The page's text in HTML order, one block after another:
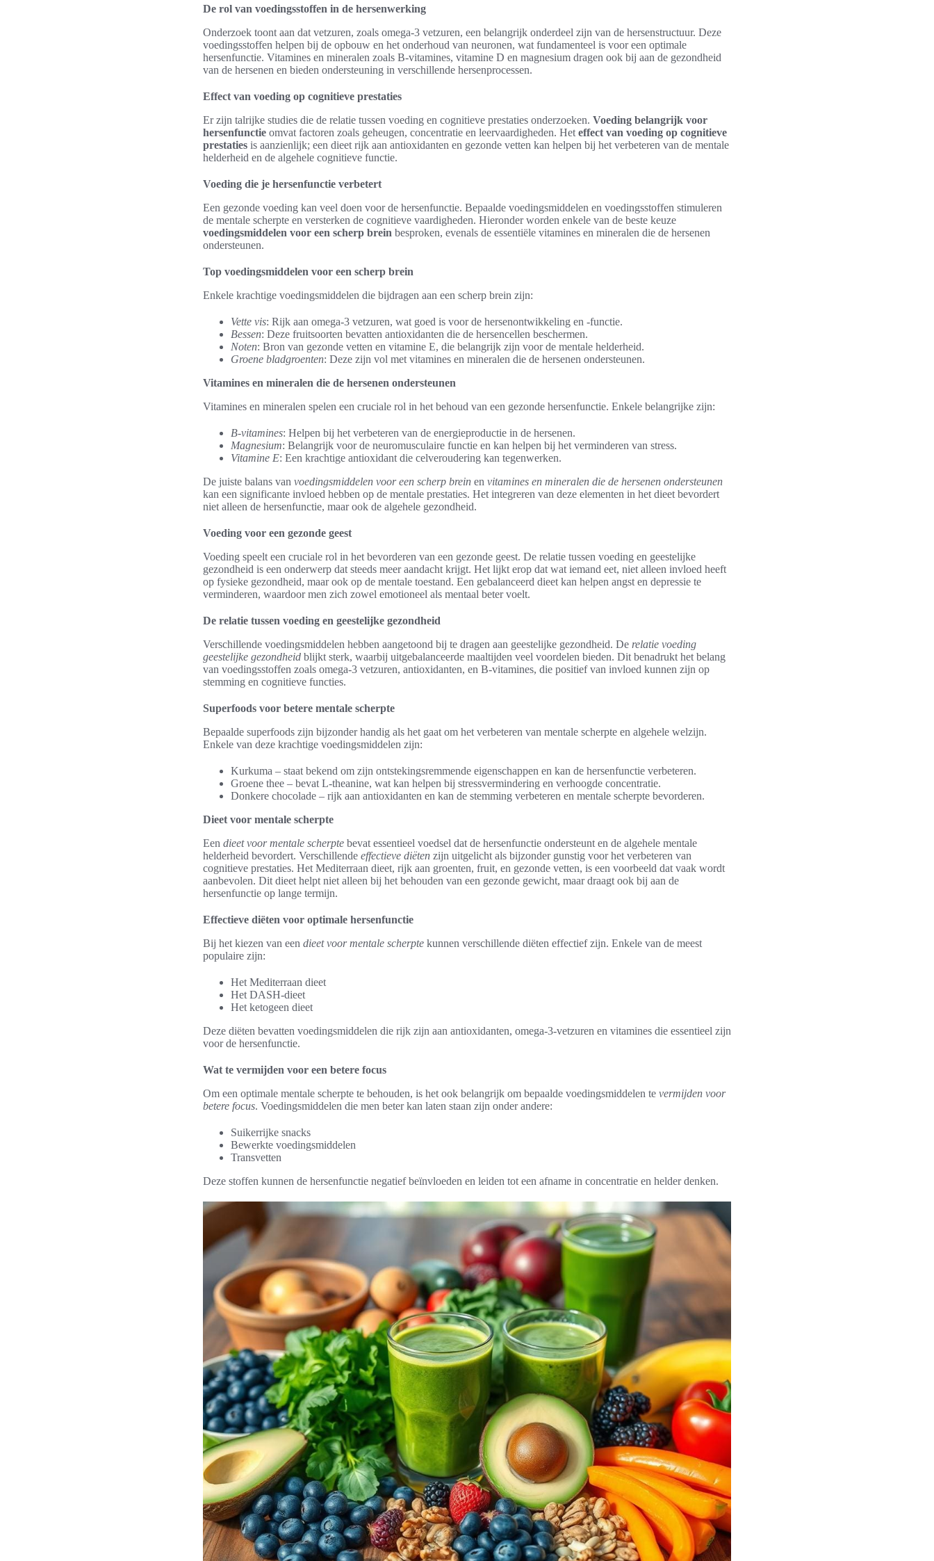
De rol van voedingsstoffen in de hersenwerking
Onderzoek toont aan dat vetzuren, zoals omega-3 vetzuren, een belangrijk onderdeel zijn van de hersenstructuur. Deze
voedingsstoffen helpen bij de opbouw en het onderhoud van neuronen, wat fundamenteel is voor een optimale
hersenfunctie. Vitamines en mineralen zoals B-vitamines, vitamine D en magnesium dragen ook bij aan de gezondheid
van de hersenen en bieden ondersteuning in verschillende hersenprocessen.
Effect van voeding op cognitieve prestaties
Er zijn talrijke studies die de relatie tussen voeding en cognitieve prestaties onderzoeken. Voeding belangrijk voor
hersenfunctie omvat factoren zoals geheugen, concentratie en leervaardigheden. Het effect van voeding op cognitieve
prestaties is aanzienlijk; een dieet rijk aan antioxidanten en gezonde vetten kan helpen bij het verbeteren van de mentale
helderheid en de algehele cognitieve functie.
Voeding die je hersenfunctie verbetert
Een gezonde voeding kan veel doen voor de hersenfunctie. Bepaalde voedingsmiddelen en voedingsstoffen stimuleren
de mentale scherpte en versterken de cognitieve vaardigheden. Hieronder worden enkele van de beste keuze
voedingsmiddelen voor een scherp brein besproken, evenals de essentiële vitamines en mineralen die de hersenen
ondersteunen.
Top voedingsmiddelen voor een scherp brein
Enkele krachtige voedingsmiddelen die bijdragen aan een scherp brein zijn:
Vette vis: Rijk aan omega-3 vetzuren, wat goed is voor de hersenontwikkeling en -functie.
Bessen: Deze fruitsoorten bevatten antioxidanten die de hersencellen beschermen.
Noten: Bron van gezonde vetten en vitamine E, die belangrijk zijn voor de mentale helderheid.
Groene bladgroenten: Deze zijn vol met vitamines en mineralen die de hersenen ondersteunen.
Vitamines en mineralen die de hersenen ondersteunen
Vitamines en mineralen spelen een cruciale rol in het behoud van een gezonde hersenfunctie. Enkele belangrijke zijn:
B-vitamines: Helpen bij het verbeteren van de energieproductie in de hersenen.
Magnesium: Belangrijk voor de neuromusculaire functie en kan helpen bij het verminderen van stress.
Vitamine E: Een krachtige antioxidant die celveroudering kan tegenwerken.
De juiste balans van voedingsmiddelen voor een scherp brein en vitamines en mineralen die de hersenen ondersteunen
kan een significante invloed hebben op de mentale prestaties. Het integreren van deze elementen in het dieet bevordert
niet alleen de hersenfunctie, maar ook de algehele gezondheid.
Voeding voor een gezonde geest
Voeding speelt een cruciale rol in het bevorderen van een gezonde geest. De relatie tussen voeding en geestelijke
gezondheid is een onderwerp dat steeds meer aandacht krijgt. Het lijkt erop dat wat iemand eet, niet alleen invloed heeft
op fysieke gezondheid, maar ook op de mentale toestand. Een gebalanceerd dieet kan helpen angst en depressie te
verminderen, waardoor men zich zowel emotioneel als mentaal beter voelt.
De relatie tussen voeding en geestelijke gezondheid
Verschillende voedingsmiddelen hebben aangetoond bij te dragen aan geestelijke gezondheid. De relatie voeding
geestelijke gezondheid blijkt sterk, waarbij uitgebalanceerde maaltijden veel voordelen bieden. Dit benadrukt het belang
van voedingsstoffen zoals omega-3 vetzuren, antioxidanten, en B-vitamines, die positief van invloed kunnen zijn op
stemming en cognitieve functies.
Superfoods voor betere mentale scherpte
Bepaalde superfoods zijn bijzonder handig als het gaat om het verbeteren van mentale scherpte en algehele welzijn.
Enkele van deze krachtige voedingsmiddelen zijn:
Kurkuma – staat bekend om zijn ontstekingsremmende eigenschappen en kan de hersenfunctie verbeteren.
Groene thee – bevat L-theanine, wat kan helpen bij stressvermindering en verhoogde concentratie.
Donkere chocolade – rijk aan antioxidanten en kan de stemming verbeteren en mentale scherpte bevorderen.
Dieet voor mentale scherpte
Een dieet voor mentale scherpte bevat essentieel voedsel dat de hersenfunctie ondersteunt en de algehele mentale
helderheid bevordert. Verschillende effectieve diëten zijn uitgelicht als bijzonder gunstig voor het verbeteren van
cognitieve prestaties. Het Mediterraan dieet, rijk aan groenten, fruit, en gezonde vetten, is een voorbeeld dat vaak wordt
aanbevolen. Dit dieet helpt niet alleen bij het behouden van een gezonde gewicht, maar draagt ook bij aan de
hersenfunctie op lange termijn.
Effectieve diëten voor optimale hersenfunctie
Bij het kiezen van een dieet voor mentale scherpte kunnen verschillende diëten effectief zijn. Enkele van de meest
populaire zijn:
Het Mediterraan dieet
Het DASH-dieet
Het ketogeen dieet
Deze diëten bevatten voedingsmiddelen die rijk zijn aan antioxidanten, omega-3-vetzuren en vitamines die essentieel zijn
voor de hersenfunctie.
Wat te vermijden voor een betere focus
Om een optimale mentale scherpte te behouden, is het ook belangrijk om bepaalde voedingsmiddelen te vermijden voor
betere focus. Voedingsmiddelen die men beter kan laten staan zijn onder andere:
Suikerrijke snacks
Bewerkte voedingsmiddelen
Transvetten
Deze stoffen kunnen de hersenfunctie negatief beïnvloeden en leiden tot een afname in concentratie en helder denken.